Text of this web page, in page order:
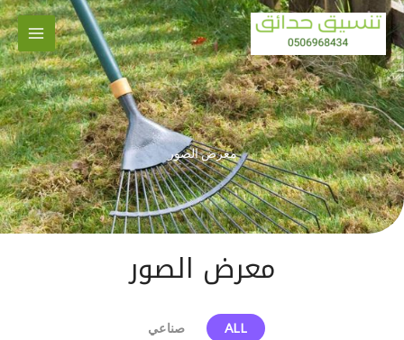
تخطي
إلى
المحتوى
معرض الصور
معرض الصور
ALL صناعي